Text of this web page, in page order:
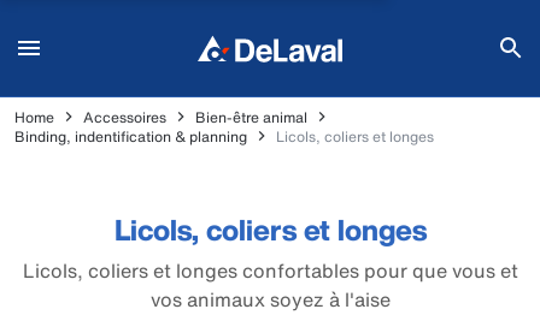
Home Accessoires
Bien-être animal
Binding, indentification & planning
Licols, coliers et longes
Licols, coliers et longes
Licols, coliers et longes confortables pour que vous et
vos animaux soyez à l'aise